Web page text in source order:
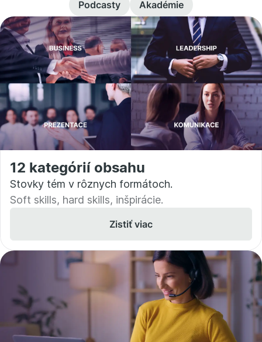
Podcasty
Akadémie
12 kategórií obsahu
Stovky tém v rôznych formátoch.
Soft skills, hard skills, inšpirácie.
Zistiť viac